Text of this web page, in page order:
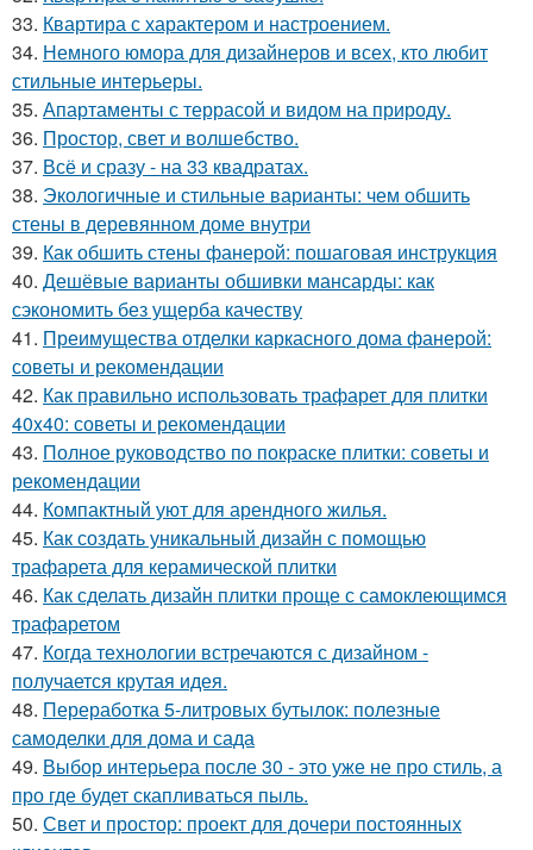
33. Квартира с характером и настроением.
34. Немного юмора для дизайнеров и всех, кто любит
стильные интерьеры.
35. Апартаменты с террасой и видом на природу.
36. Простор, свет и волшебство.
37. Всё и сразу - на 33 квадратах.
38. Экологичные и стильные варианты: чем обшить
стены в деревянном доме внутри
39. Как обшить стены фанерой: пошаговая инструкция
40. Дешёвые варианты обшивки мансарды: как
сэкономить без ущерба качеству
41. Преимущества отделки каркасного дома фанерой:
советы и рекомендации
42. Как правильно использовать трафарет для плитки
40x40: советы и рекомендации
43. Полное руководство по покраске плитки: советы и
рекомендации
44. Компактный уют для арендного жилья.
45. Как создать уникальный дизайн с помощью
трафарета для керамической плитки
46. Как сделать дизайн плитки проще с самоклеющимся
трафаретом
47. Когда технологии встречаются с дизайном -
получается крутая идея.
48. Переработка 5-литровых бутылок: полезные
самоделки для дома и сада
49. Выбор интерьера после 30 - это уже не про стиль, а
про где будет скапливаться пыль.
50. Свет и простор: проект для дочери постоянных